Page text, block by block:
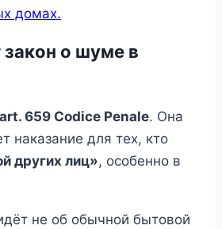
домах.
закон о шуме в
art. 659 Codice Penale. Она
наказание для тех, кто
других лиц», особенно в
не об обычной бытовой